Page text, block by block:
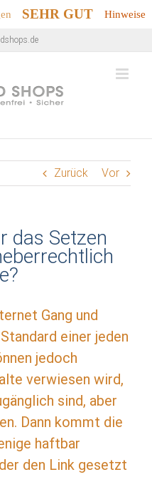
SEHR GUT Hinweise
Zurück Vor
das Setzen
Gang und
einer jeden
jedoch
verwiesen wird,
sind, aber
Dann kommt die
haftbar
den Link gesetzt